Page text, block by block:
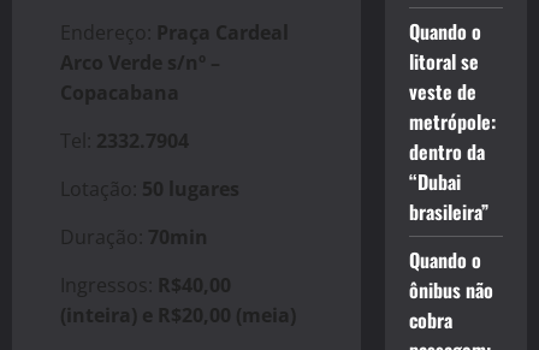
Endereço: Praça Cardeal
Arco Verde s/nº –
Copacabana
Tel: 2332.7904
Lotação: 50 lugares
Duração: 70min
Ingressos: R$40,00
(inteira) e R$20,00 (meia)
Quando o
litoral se
veste de
metrópole:
dentro da
“Dubai
brasileira”
Quando o
ônibus não
cobra